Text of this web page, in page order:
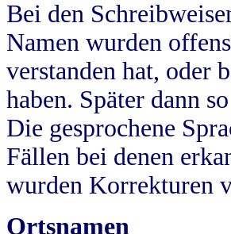
Bei den
Namen wurden
verstanden hat, oder
haben. Später dann
Die gesprochene
Fällen bei denen
wurden Korrekturen
Ortsnamen